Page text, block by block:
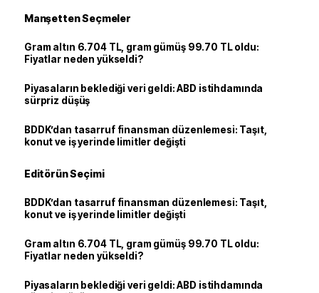
Manşetten Seçmeler
Gram altın 6.704 TL, gram gümüş 99.70 TL oldu:
Fiyatlar neden yükseldi?
Piyasaların beklediği veri geldi: ABD istihdamında
sürpriz düşüş
BDDK’dan tasarruf finansman düzenlemesi: Taşıt,
konut ve iş yerinde limitler değişti
Editörün Seçimi
BDDK’dan tasarruf finansman düzenlemesi: Taşıt,
konut ve iş yerinde limitler değişti
Gram altın 6.704 TL, gram gümüş 99.70 TL oldu:
Fiyatlar neden yükseldi?
Piyasaların beklediği veri geldi: ABD istihdamında